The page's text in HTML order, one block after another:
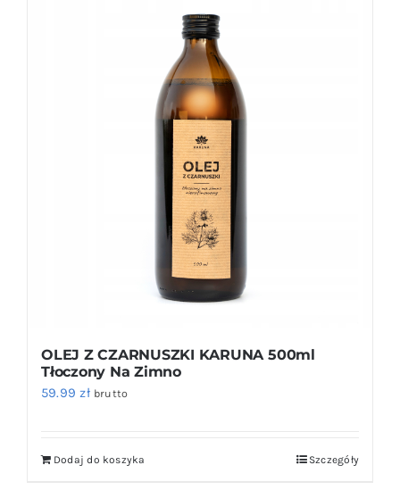
OLEJ Z CZARNUSZKI KARUNA 500ml
Tłoczony Na Zimno
59.99zł brutto
Dodaj do koszyka Szczegóły